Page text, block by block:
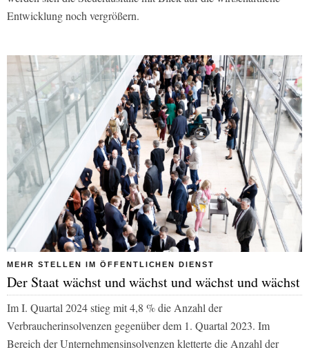
Entwicklung noch vergrößern.
MEHR STELLEN IM ÖFFENTLICHEN DIENST
Der Staat wächst und wächst und wächst und wächst
Im I. Quartal 2024 stieg mit 4,8 % die Anzahl der
Verbraucherinsolvenzen gegenüber dem 1. Quartal 2023. Im
Bereich der Unternehmensinsolvenzen kletterte die Anzahl der